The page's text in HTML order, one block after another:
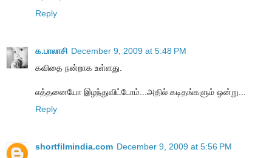
Reply
க.பாலாசி December 9, 2009 at 5:48 PM
கவிதை நன்றாக உள்ளது.
எத்தனையோ இழந்துவிட்டோம்...அதில் கடிதங்களும் ஒன்று...
Reply
shortfilmindia.com December 9, 2009 at 5:56 PM